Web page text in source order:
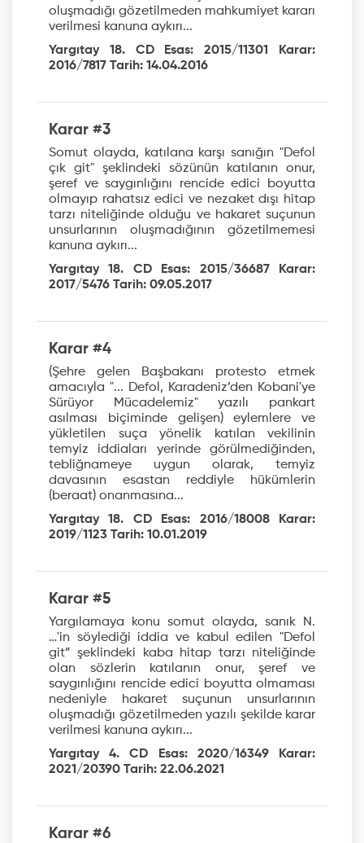
oluşmadığı gözetilmeden mahkumiyet kararı
verilmesi kanuna aykırı...
Yargıtay 18. CD Esas: 2015/11301 Karar:
2016/7817 Tarih: 14.04.2016
Karar #3
Somut olayda, katılana karşı sanığın "Defol
çık git" şeklindeki sözünün katılanın onur,
şeref ve saygınlığını rencide edici boyutta
olmayıp rahatsız edici ve nezaket dışı hitap
tarzı niteliğinde olduğu ve hakaret suçunun
unsurlarının oluşmadığının gözetilmemesi
kanuna aykırı...
Yargıtay 18. CD Esas: 2015/36687 Karar:
2017/5476 Tarih: 09.05.2017
Karar #4
(Şehre gelen Başbakanı protesto etmek
amacıyla "... Defol, Karadeniz’den Kobani'ye
Sürüyor Mücadelemiz" yazılı pankart
asılması biçiminde gelişen) eylemlere ve
yükletilen suça yönelik katılan vekilinin
temyiz iddiaları yerinde görülmediğinden,
tebliğnameye uygun olarak, temyiz
davasının esastan reddiyle hükümlerin
(beraat) onanmasına...
Yargıtay 18. CD Esas: 2016/18008 Karar:
2019/1123 Tarih: 10.01.2019
Karar #5
Yargılamaya konu somut olayda, sanık N.
…'in söylediği iddia ve kabul edilen "Defol
git” şeklindeki kaba hitap tarzı niteliğinde
olan sözlerin katılanın onur, şeref ve
saygınlığını rencide edici boyutta olmaması
nedeniyle hakaret suçunun unsurlarının
oluşmadığı gözetilmeden yazılı şekilde karar
verilmesi kanuna aykırı...
Yargıtay 4. CD Esas: 2020/16349 Karar:
2021/20390 Tarih: 22.06.2021
Karar #6